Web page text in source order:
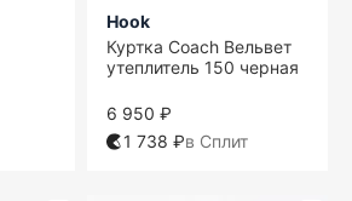
Hook
Куртка Coach Вельвет
утеплитель 150 черная
6 950 ₽
1 738 ₽в Сплит